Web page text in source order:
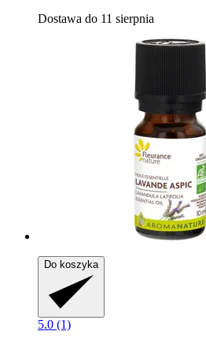
Dostawa do 11 sierpnia
Do koszyka
5.0 (1)